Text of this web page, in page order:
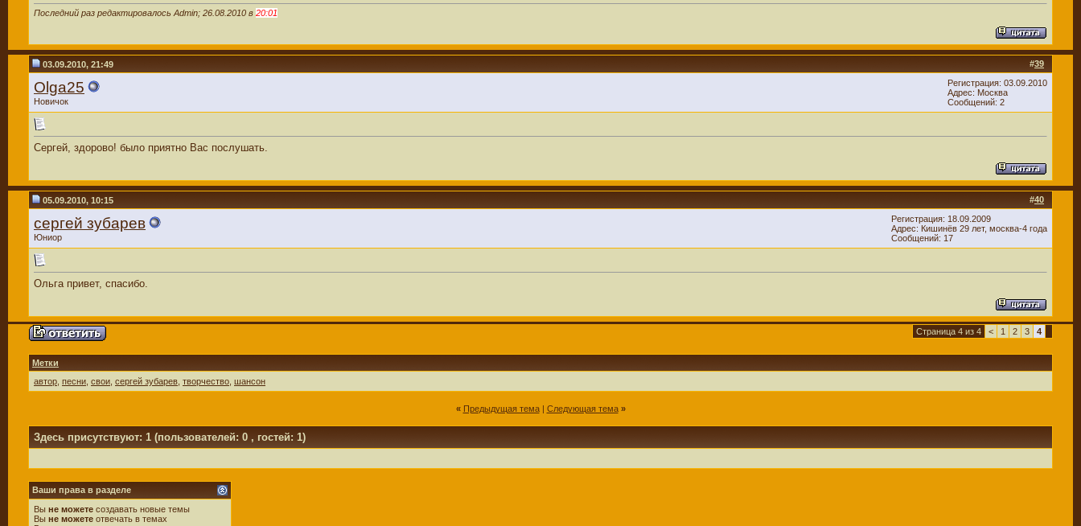
Последний раз редактировалось Admin; 26.08.2010 в 20:01
#39
03.09.2010, 21:49
Olga25
Новичок
Регистрация: 03.09.2010
Адрес: Москва
Сообщений: 2
Сергей, здорово! было приятно Вас послушать.
#40
05.09.2010, 10:15
сергей зубарев
Юниор
Регистрация: 18.09.2009
Адрес: Кишинёв 29 лет, москва-4 года
Сообщений: 17
Ольга привет, спасибо.
Страница 4 из 4 < 1 2 3 4
Метки
автор песни свои сергей зубарев творчество шансон
« Предыдущая тема| Следующая тема »
Здесь присутствуют: 1 (пользователей: 0 , гостей: 1)
Ваши права в разделе
Вы не можете создавать новые темы
Вы не можете отвечать в темах